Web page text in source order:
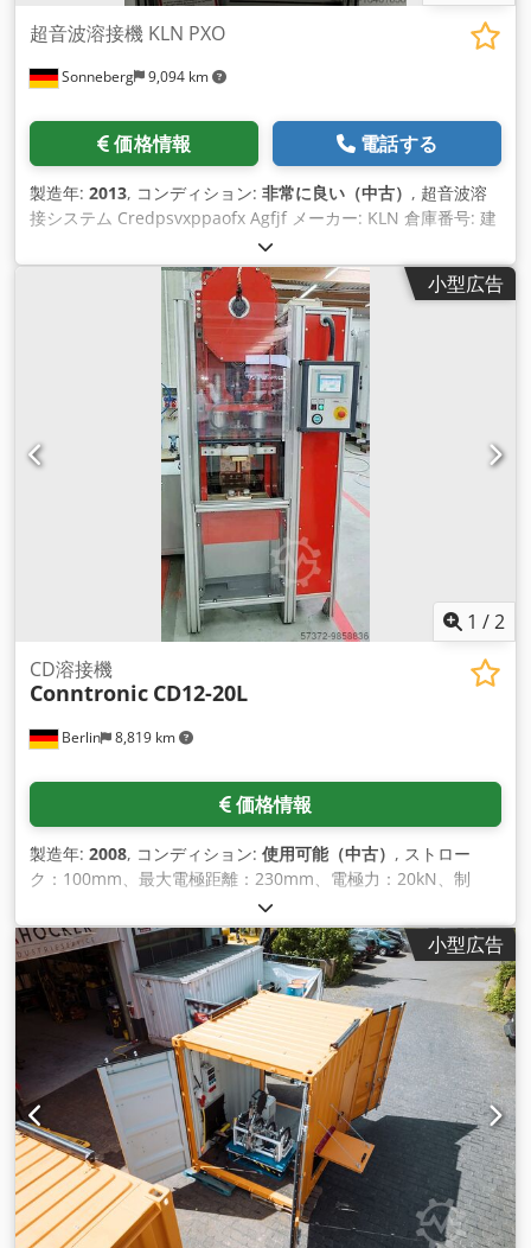
Sonneberg 9,094 km
超音波溶接機 KLN PXO
価格情報 電話する
製造年: 2013, コンディション: 非常に良い（中古） , 超音波溶
接システム Credpsvxppaofx Agfjf メーカー: KLN 倉庫番号: 建
設年: 2013年または2009年 タイプ: PXO 番号 P600031440
MXO番号 M60413293 設備：施設は2つのステーションから構
成され、 個別販売可能 価格: 1駅あたり5,000ユーロ 19%のVAT
を含む価格: 1ステーションあたり5,950.00ユーロ
小型広告
1 /2
Berlin 8,819 km
CD溶接機
Conntronic CD12-20L
価格情報
製造年: 2008, コンディション: 使用可能（中古） , ストロー
ク：100mm、最大電極距離：230mm、電極力：20kN、制
御：Siemens S7-1500、資料付き、ほとんど使用していなかっ
た。 Cjdpfelp N Eysx Agforf
小型広告